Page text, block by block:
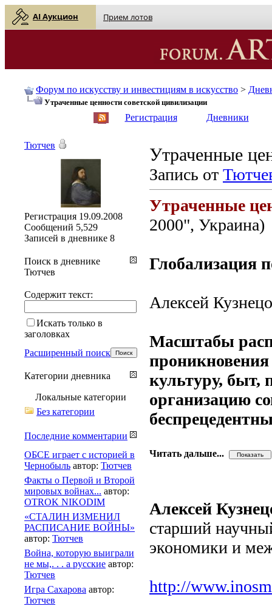
AI Аукцион Прием лотов
Форум по искусству и инвестициям в искусство >
Утраченные ценности советской цивилизации
Регистрация Дневники
Утраченные
Запись от
Утраченные
2000", Украина)
Глобализация
Алексей
Масштабы
проникновения
культуру, быт,
организацию
Читать дальше...
Алексей
старший
экономики и
http://
Тютчев
Регистрация 19.09.2008
Сообщений 5,529
Записей в дневнике 8
Поиск в дневнике
Тютчев
Содержит текст:
Искать только в
заголовках
Расширенный поиск
Категории дневника
Локальные категории
Без категории
Последние комментарии
ОБСЕ играет с историей в
Чернобыль автор: Тютчев
Факты о Первой и Второй
мировых войнах... автор:
OTROK NIKODIM
«СТАЛИН ИЗМЕНИЛ
РАСПИСАНИЕ ВОЙНЫ»
автор: Тютчев
Война, которую выиграли
не мы,. . . а русские автор:
Тютчев
Игра Сахарова автор:
Тютчев